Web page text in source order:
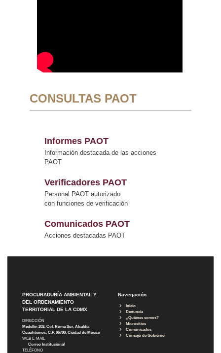
CONSULTAS PAOT
Informes PAOT
Información destacada de las acciones
PAOT
Verificadores PAOT
Personal PAOT autorizado
con funciones de verificación
Comunicados PAOT
Acciones destacadas PAOT
PROCURADURÍA AMBIENTAL Y
DEL ORDENAMIENTO
TERRITORIAL DE LA CDMX
DIRECCIÓN
Medellín 202, Col. Roma Sur, Alcaldía
Cuauhtémoc, C.P. 06700, Ciudad de México
WEB E-MAIL
Correo Institucional
TELÉFONO
Navegación
Inicio
Denuncia
¿Quiénes somos?
Micrositios
Comunicados
Consejo de Gobierno